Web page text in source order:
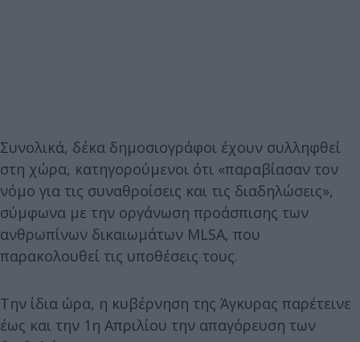
Συνολικά, δέκα δημοσιογράφοι έχουν συλληφθεί
στη χώρα, κατηγορούμενοι ότι «παραβίασαν τον
νόμο για τις συναθροίσεις και τις διαδηλώσεις»,
σύμφωνα με την οργάνωση προάσπισης των
ανθρωπίνων δικαιωμάτων MLSA, που
παρακολουθεί τις υποθέσεις τους.
Την ίδια ώρα, η κυβέρνηση της Άγκυρας παρέτεινε
έως και την 1η Απριλίου την απαγόρευση των